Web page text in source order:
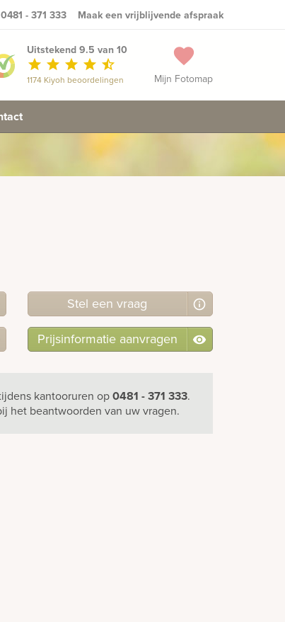
0481 - 371 333 Maak een vrijblijvende afspraak
favorite
Mijn Fotomap
Uitstekend 9.5 van 10
star star star star star_half
1174 Kiyoh beoordelingen
Stel een vraag
Prijsinformatie aanvragen
kantooruren op0481 - 371 333.
het beantwoorden van uw vragen.